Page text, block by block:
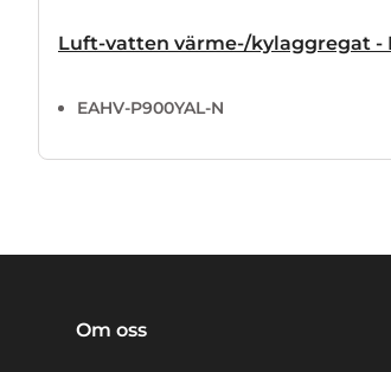
Luft-vatten värme-/kylaggregat -
EAHV-P900YAL-N
Om oss